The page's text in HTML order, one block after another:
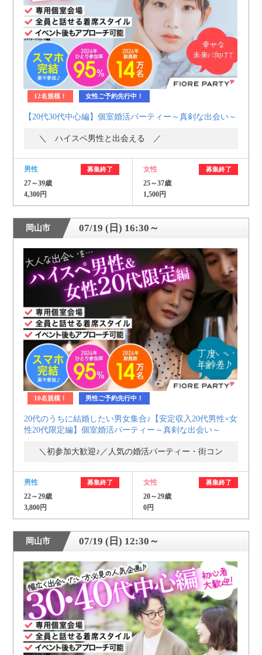
12名規模！ 女性ご予約先行中！
【20代30代中心編】個室婚活パーティー～真剣な出会い～
＼ ハイスペ男性と出会える ／
男性 募集終了
27～39歳
4,300円
女性 募集終了
25～37歳
1,500円
岡山市 07/19 (日) 16:30～
10名規模！ 男性ご予約先行中！
20代のうちに結婚したい男女集合♪【安定収入20代男性×女
性20代限定編】個室婚活パーティー～真剣な出会い～
＼初参加大歓迎♪／人気の婚活パーティー・街コン
男性 募集終了
22～29歳
3,800円
女性 募集終了
20～29歳
0円
岡山市 07/19 (日) 12:30～